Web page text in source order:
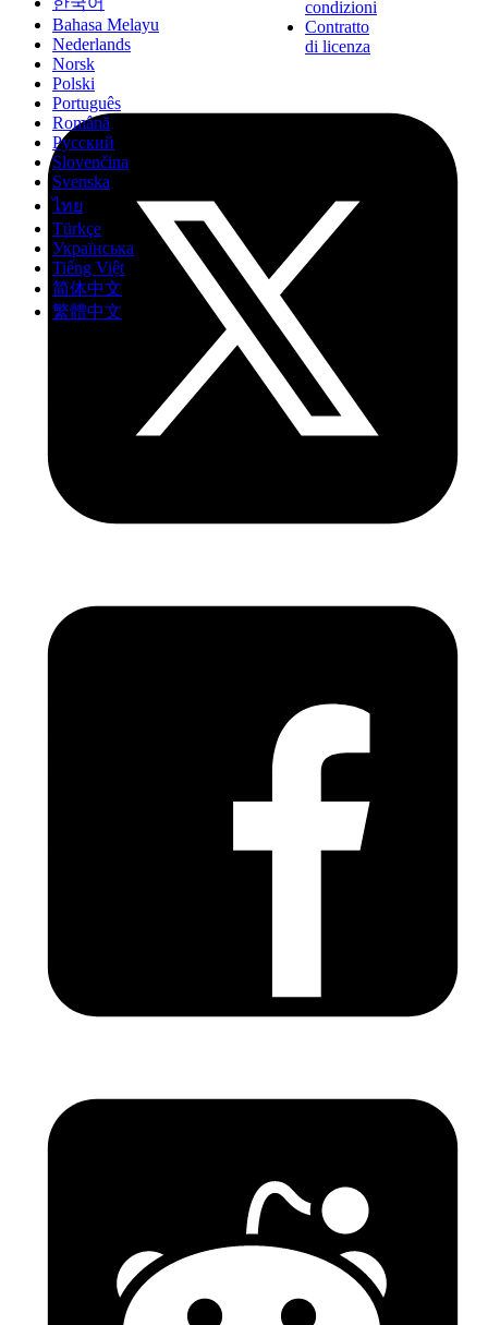
Bahasa Melayu
Nederlands
Norsk
Polski
Português
Română
Русский
Slovenčina
Svenska
ไทย
Türkçe
Українська
Tiếng Việt
简体中文
繁體中文
condizioni
Contratto
di licenza